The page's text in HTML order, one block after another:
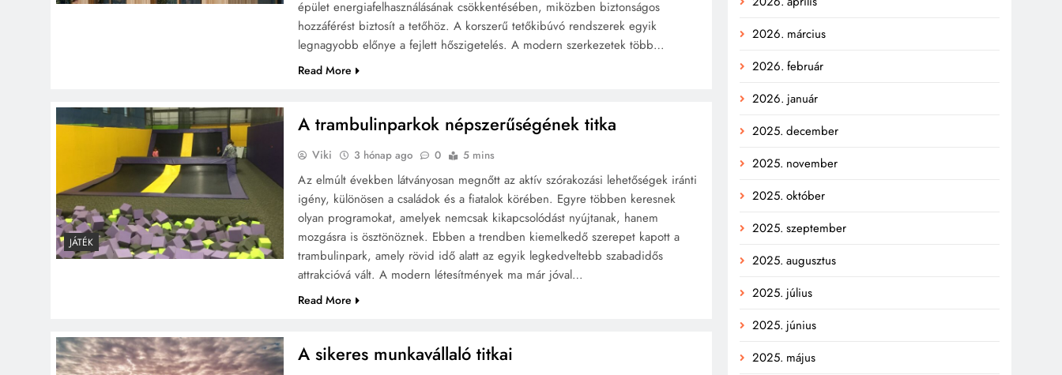
épület energiafelhasználásának csökkentésében, miközben biztonságos
hozzáférést biztosít a tetőhöz. A korszerű tetőkibúvó rendszerek egyik
legnagyobb előnye a fejlett hőszigetelés. A modern szerkezetek több…
Read More
JÁTÉK
A trambulinparkok népszerűségének titka
Viki 3 hónap ago 0 5 mins
Az elmúlt években látványosan megnőtt az aktív szórakozási lehetőségek iránti
igény, különösen a családok és a fiatalok körében. Egyre többen keresnek
olyan programokat, amelyek nemcsak kikapcsolódást nyújtanak, hanem
mozgásra is ösztönöznek. Ebben a trendben kiemelkedő szerepet kapott a
trambulinpark, amely rövid idő alatt az egyik legkedveltebb szabadidős
attrakcióvá vált. A modern létesítmények ma már jóval…
Read More
A sikeres munkavállaló titkai
2026. március
2026. február
2026. január
2025. december
2025. november
2025. október
2025. szeptember
2025. augusztus
2025. július
2025. június
2025. május